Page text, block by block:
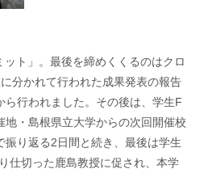
ット」。最後を締めくくるのはクロ
分かれて行われた成果発表の報告
ら行われました。その後は、学生F
地・島根県立大学からの次回開催校
振り返る2日間と続き、最後は学生
仕切った鹿島教授に促され、本学